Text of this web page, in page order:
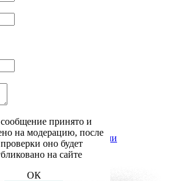
согласие наобработку
соответствии сУсловиями
принято и
на модерацию, после
оно будет
на сайте
ОК